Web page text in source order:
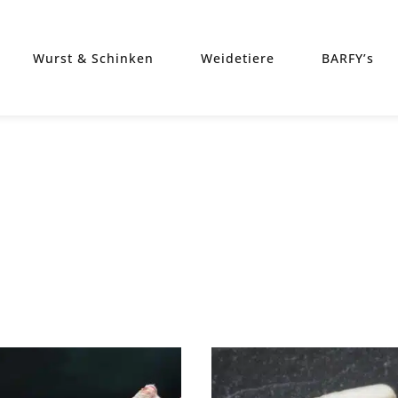
Wurst & Schinken Weidetiere BARFY’s
Dieses Produkt weist mehrere Varianten auf. Die Optionen können auf der Produktseite gewählt werden